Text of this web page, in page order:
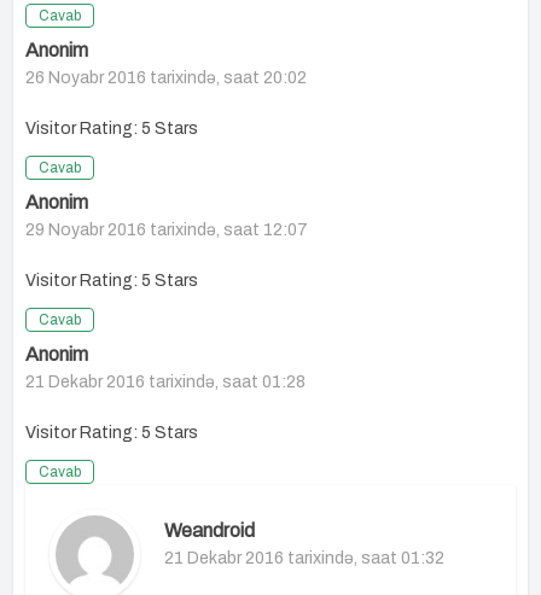
Cavab
Anonim
26 Noyabr 2016 tarixində, saat 20:02
Visitor Rating: 5 Stars
Cavab
Anonim
29 Noyabr 2016 tarixində, saat 12:07
Visitor Rating: 5 Stars
Cavab
Anonim
21 Dekabr 2016 tarixində, saat 01:28
Visitor Rating: 5 Stars
Cavab
Weandroid
21 Dekabr 2016 tarixində, saat 01:32